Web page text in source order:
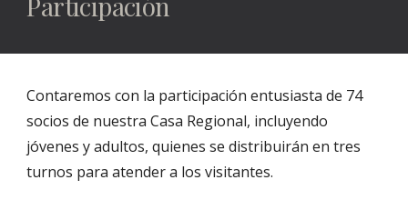
Contaremos con la participación entusiasta de 74
socios de nuestra Casa Regional, incluyendo
jóvenes y adultos, quienes se distribuirán en tres
turnos para atender a los visitantes.